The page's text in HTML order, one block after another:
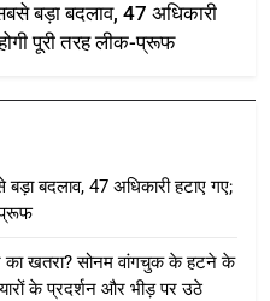
बड़ा बदलाव, 47 अधिकारी
होगी पूरी तरह लीक-प्रूफ
बदलाव, 47 अधिकारी हटाए गए;
प्रूफ
का खतरा? सोनम वांगचुक के हटने के
के प्रदर्शन और भीड़ पर उठे